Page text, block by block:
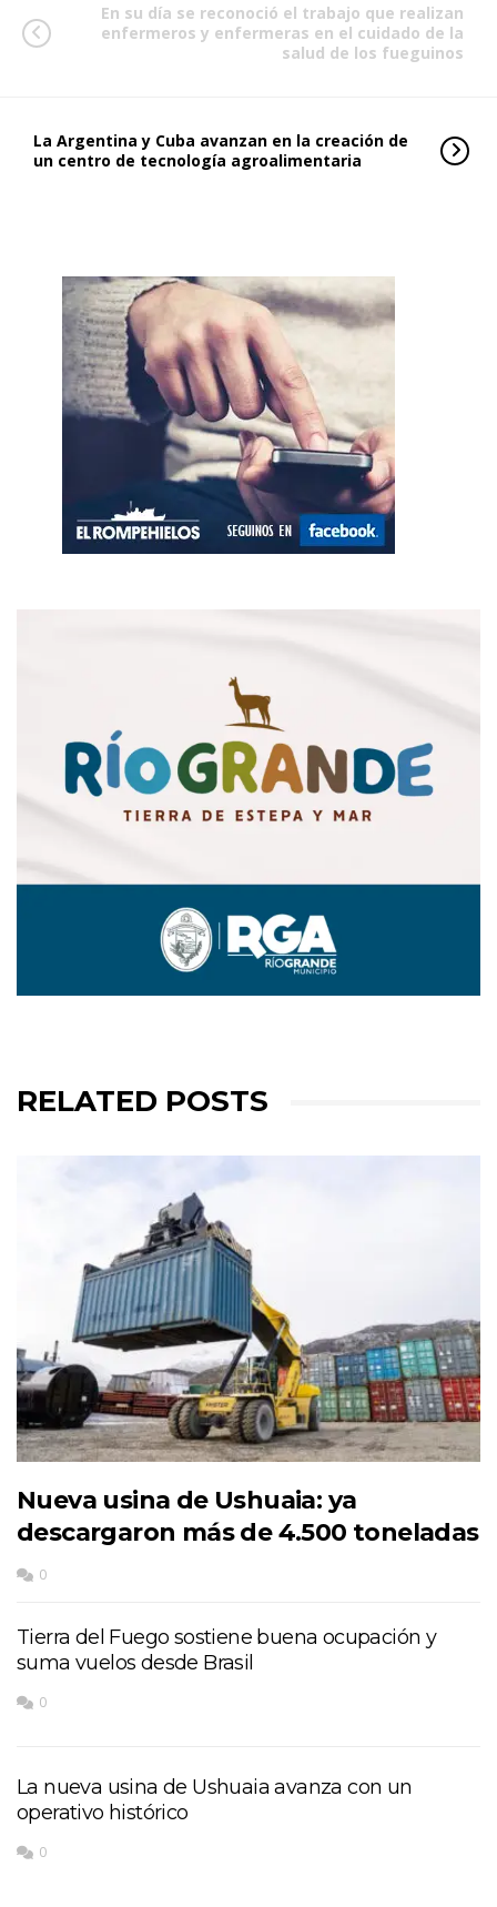
En su día se reconoció el trabajo que realizan
enfermeros y enfermeras en el cuidado de la
salud de los fueguinos
La Argentina y Cuba avanzan en la creación de
un centro de tecnología agroalimentaria
RELATED POSTS
Nueva usina de Ushuaia: ya
descargaron más de 4.500 toneladas
0
Tierra del Fuego sostiene buena ocupación y
suma vuelos desde Brasil
0
La nueva usina de Ushuaia avanza con un
operativo histórico
0